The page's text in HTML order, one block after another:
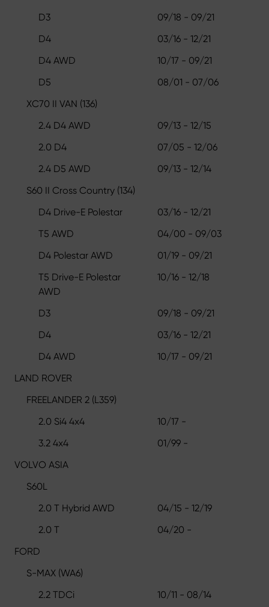
D3
09/18 - 09/21
D4
03/16 - 12/21
D4 AWD
10/17 - 09/21
D5
08/01 - 07/06
XC70 II VAN (136)
2.4 D4 AWD
09/13 - 12/15
2.0 D4
07/05 - 12/06
2.4 D5 AWD
09/13 - 12/14
S60 II Cross Country (134)
D4 Drive-E Polestar
03/16 - 12/21
T5 AWD
04/00 - 09/03
D4 Polestar AWD
01/19 - 09/21
T5 Drive-E Polestar
AWD
10/16 - 12/18
D3
09/18 - 09/21
D4
03/16 - 12/21
D4 AWD
10/17 - 09/21
LAND ROVER
FREELANDER 2 (L359)
2.0 Si4 4x4
10/17 -
3.2 4x4
01/99 -
VOLVO ASIA
S60L
2.0 T Hybrid AWD
04/15 - 12/19
2.0 T
04/20 -
FORD
S-MAX (WA6)
2.2 TDCi
10/11 - 08/14